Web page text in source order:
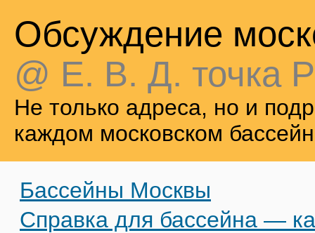
Обсуждение
@ Е. В. Д. точка
Не только адреса, но и
каждом московском
Бассейны Москвы
Справка для бассейна —